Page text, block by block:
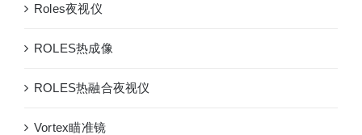
Roles夜视仪
ROLES热成像
ROLES热融合夜视仪
Vortex瞄准镜